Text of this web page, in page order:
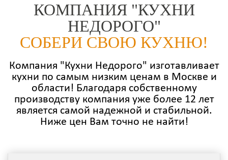
КОМПАНИЯ "КУХНИ
НЕДОРОГО"
СОБЕРИ СВОЮ КУХНЮ!
Компания "Кухни Недорого" изготавливает
кухни по самым низким ценам в Москве и
области! Благодаря собственному
производству компания уже более 12 лет
является самой надежной и стабильной.
Ниже цен Вам точно не найти!